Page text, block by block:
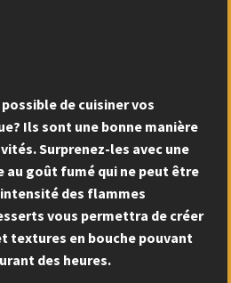
de cuisiner vos
Ils sont une bonne manière
Surprenez-les avec une
au goût fumé qui ne peut être
des flammes
vous permettra de créer
textures en bouche pouvant
des heures.